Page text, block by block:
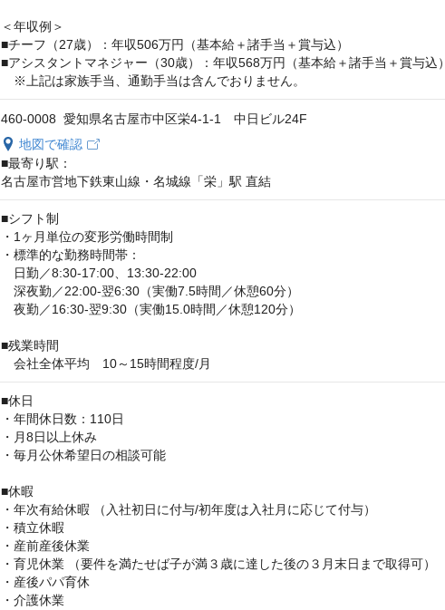
＜年収例＞
■チーフ（27歳）：年収506万円（基本給＋諸手当＋賞与込）
■アシスタントマネジャー（30歳）：年収568万円（基本給＋諸手当＋賞与込）
※上記は家族手当、通勤手当は含んでおりません。
460-0008 愛知県名古屋市中区栄4-1-1 中日ビル24F
地図で確認
■最寄り駅：
名古屋市営地下鉄東山線・名城線「栄」駅 直結
■シフト制
・1ヶ月単位の変形労働時間制
・標準的な勤務時間帯：
日勤／8:30-17:00、13:30-22:00
深夜勤／22:00-翌6:30（実働7.5時間／休憩60分）
夜勤／16:30-翌9:30（実働15.0時間／休憩120分）
■残業時間
会社全体平均　10～15時間程度/月
■休日
・年間休日数：110日
・月8日以上休み
・毎月公休希望日の相談可能
■休暇
・年次有給休暇 （入社初日に付与/初年度は入社月に応じて付与）
・積立休暇
・産前産後休業
・育児休業 （要件を満たせば子が満３歳に達した後の３月末日まで取得可）
・産後パパ育休
・介護休業